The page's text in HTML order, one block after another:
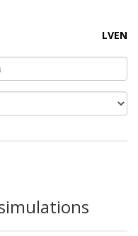
LVEN
simulations